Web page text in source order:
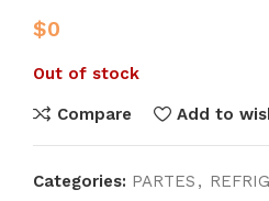
$0
Out of stock
Compare Add to
Categories: PARTES ,